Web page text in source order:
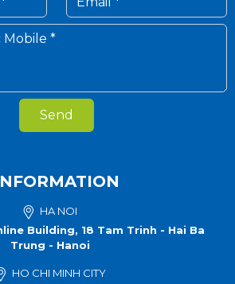
Send
HA NOI
Building, 18 Tam Trinh - Hai Ba
Trung - Hanoi
HO CHI MINH CITY